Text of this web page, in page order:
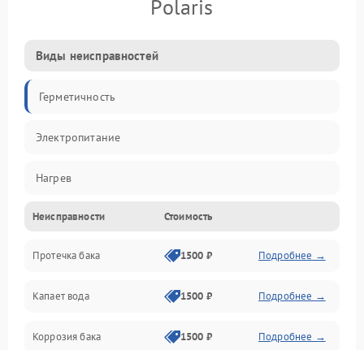
Polaris
Виды неисправностей
Герметичность
Электропитание
Нагрев
Датчики
Механика
Неисправности Стоимость
Протечка бака 1500 ₽ Подробнее →
Капает вода 1500 ₽ Подробнее →
Коррозия бака 1500 ₽ Подробнее →